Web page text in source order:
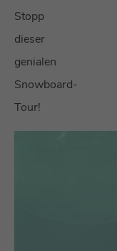
Stopp
dieser
genialen
Snowboard-
Tour!